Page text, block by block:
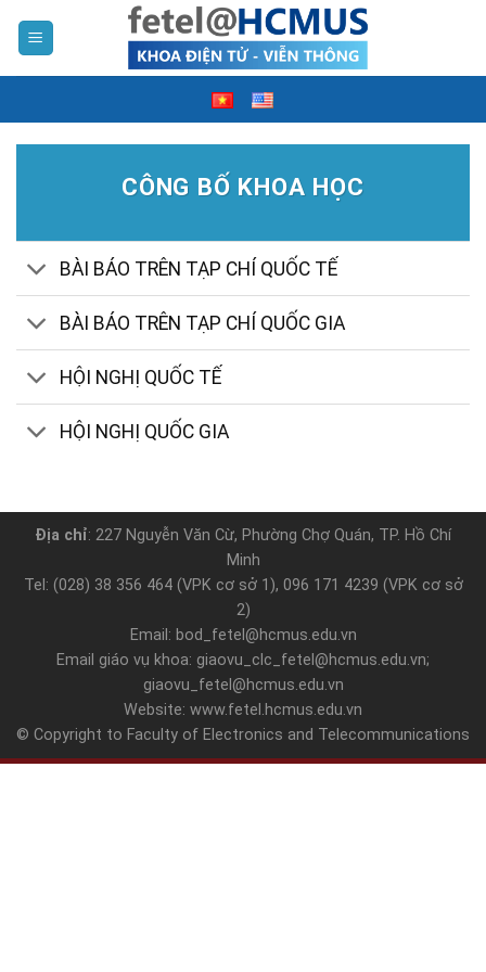
CÔNG BỐ KHOA HỌC
BÀI BÁO TRÊN TẠP CHÍ QUỐC TẾ
BÀI BÁO TRÊN TẠP CHÍ QUỐC GIA
HỘI NGHỊ QUỐC TẾ
HỘI NGHỊ QUỐC GIA
Địa chỉ: 227 Nguyễn Văn Cừ, Phường Chợ Quán, TP. Hồ Chí
Minh
Tel: (028) 38 356 464 (VPK cơ sở 1), 096 171 4239 (VPK cơ sở
2)
Email: bod_fetel@hcmus.edu.vn
Email giáo vụ khoa: giaovu_clc_fetel@hcmus.edu.vn;
giaovu_fetel@hcmus.edu.vn
Website: www.fetel.hcmus.edu.vn
© Copyright to Faculty of Electronics and Telecommunications